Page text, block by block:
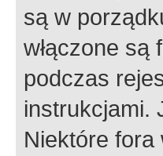
są w
włączone są
podczas
instrukcjami.
Niektóre